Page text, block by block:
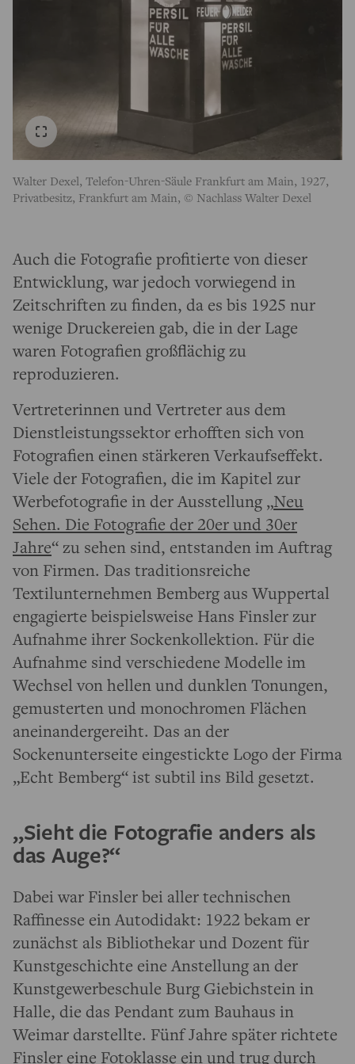
Walter Dexel, Telefon-Uhren-Säule Frankfurt am Main, 1927,
Privatbesitz, Frankfurt am Main, © Nachlass Walter Dexel
Auch die Fotografie profitierte von dieser
Entwicklung, war jedoch vorwiegend in
Zeitschriften zu finden, da es bis 1925 nur
wenige Druckereien gab, die in der Lage
waren Fotografien großflächig zu
reproduzieren.
Vertreterinnen und Vertreter aus dem
Dienstleistungssektor erhofften sich von
Fotografien einen stärkeren Verkaufseffekt.
Viele der Fotografien, die im Kapitel zur
Werbefotografie in der Ausstellung „Neu
Sehen. Die Fotografie der 20er und 30er
Jahre“ zu sehen sind, entstanden im Auftrag
von Firmen. Das traditionsreiche
Textilunternehmen Bemberg aus Wuppertal
engagierte beispielsweise Hans Finsler zur
Aufnahme ihrer Sockenkollektion. Für die
Aufnahme sind verschiedene Modelle im
Wechsel von hellen und dunklen Tonungen,
gemusterten und monochromen Flächen
aneinandergereiht. Das an der
Sockenunterseite eingestickte Logo der Firma
„Echt Bemberg“ ist subtil ins Bild gesetzt.
„Sieht die Fotografie anders als
das Auge?“
Dabei war Finsler bei aller technischen
Raffinesse ein Autodidakt: 1922 bekam er
zunächst als Bibliothekar und Dozent für
Kunstgeschichte eine Anstellung an der
Kunstgewerbeschule Burg Giebichstein in
Halle, die das Pendant zum Bauhaus in
Weimar darstellte. Fünf Jahre später richtete
Finsler eine Fotoklasse ein und trug durch